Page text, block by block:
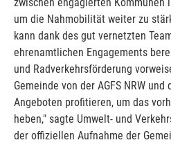
um die Nahmobilität weiter zu
kann dank des gut vernetzten
ehrenamtlichen Engagements
und Radverkehrsförderung
Gemeinde von der AGFS NRW
Angeboten profitieren, um das
heben," sagte Umwelt- und
der offiziellen Aufnahme der